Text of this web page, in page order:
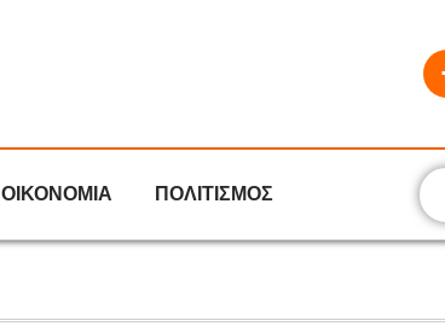
ΟΙΚΟΝΟΜΙΑ ΠΟΛΙΤΙΣΜΟΣ